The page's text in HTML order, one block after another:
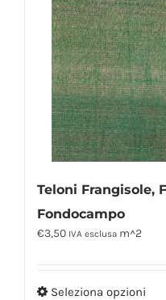
Teloni Frangisole,
Fondocampo
€3,50 IVA esclusa m^2
Seleziona opzioni